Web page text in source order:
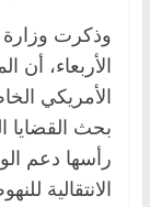
وذكرت وزارة
الأربعاء، أن
الأمريكي
بحث القضايا
رأسها دعم
الانتقالية